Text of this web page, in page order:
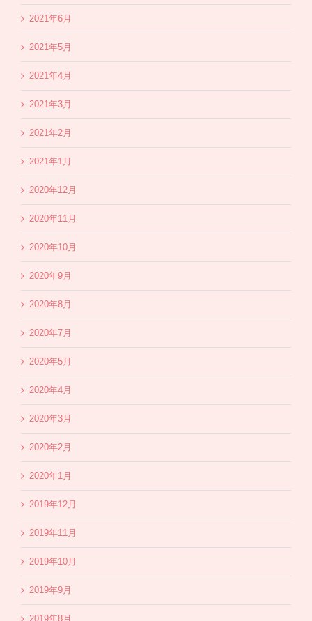
2021年6月
2021年5月
2021年4月
2021年3月
2021年2月
2021年1月
2020年12月
2020年11月
2020年10月
2020年9月
2020年8月
2020年7月
2020年5月
2020年4月
2020年3月
2020年2月
2020年1月
2019年12月
2019年11月
2019年10月
2019年9月
2019年8月